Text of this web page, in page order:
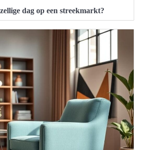
dag op een streekmarkt?